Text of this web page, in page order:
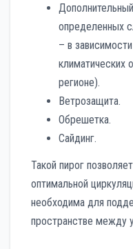
определенных
– в
климатических
регионе).
Ветрозащита.
Обрешетка.
Сайдинг.
Такой пирог
оптимальной
необходима для
пространстве между